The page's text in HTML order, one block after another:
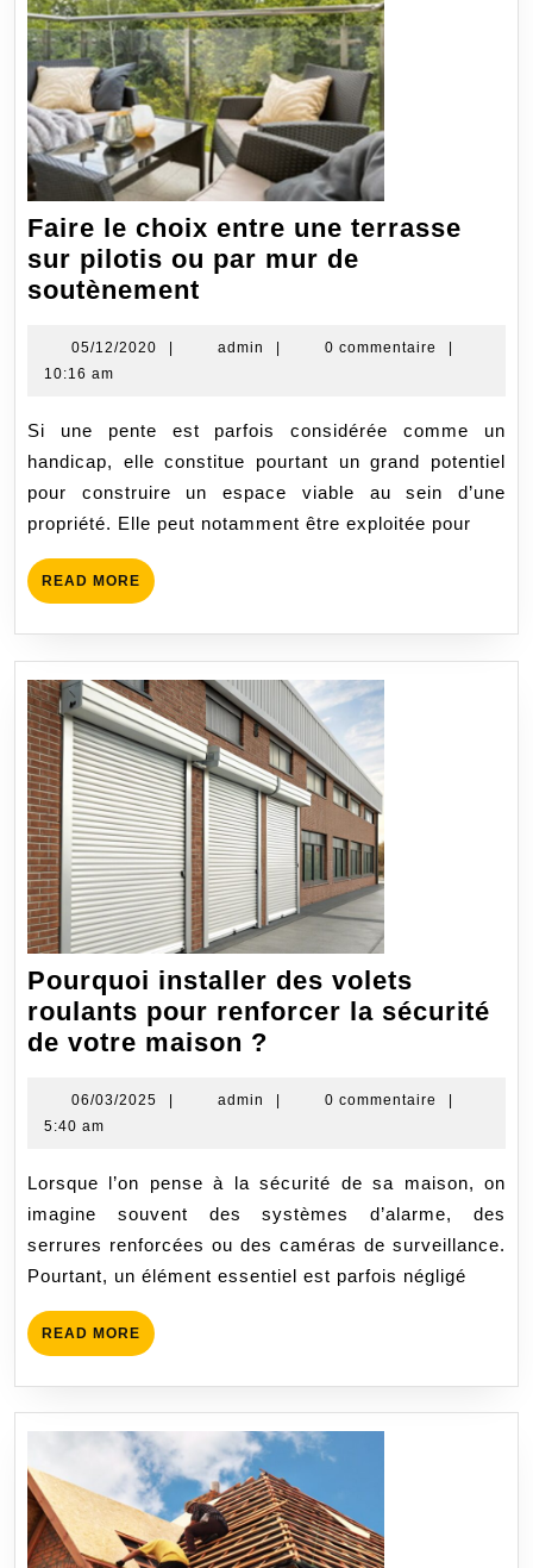
Faire le choix entre une terrasse
sur pilotis ou par mur de
soutènement
choix
terrasse
sur
pilotis
ou
de
soutènement
05/12/2020 05/12/2020
admin admin 0 commentaire
10:16 am
Si une pente est parfois considérée comme un
handicap, elle constitue pourtant un grand potentiel
pour construire un espace viable au sein d’une
propriété. Elle peut notamment être exploitée pour
READ MORE READ
MORE
Pourquoi installer des volets
roulants pour renforcer la sécurité
de votre maison ?
des
pour
renforcer
la
sécurité
maison
?
06/03/2025 06/03/2025
| admin admin
| 0 commentaire
|
5:40 am
Lorsque l’on pense à la sécurité de sa maison, on
imagine souvent des systèmes d’alarme, des
serrures renforcées ou des caméras de surveillance.
Pourtant, un élément essentiel est parfois négligé
READ MORE READ
MORE